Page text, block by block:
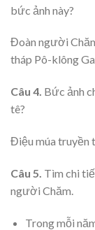
bức ảnh này?
Đoàn người
tháp Pô-klông
Câu 4. Bức ảnh
tê?
Điệu múa truyền
Câu 5. Tìm chi
người Chăm.
Trong mỗi